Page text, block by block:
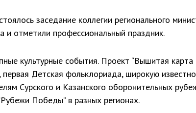
заседание коллегии регионального
и отметили профессиональный праздник.
культурные события. Проект “Вышитая карта
Детская фольклориада, широкую
Сурского и Казанского оборонительных
Победы” в разных регионах.